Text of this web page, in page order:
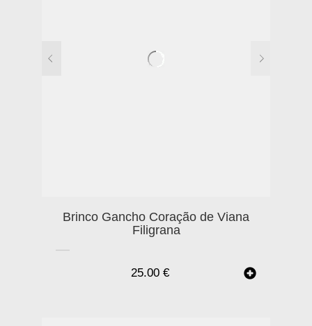
Brinco Gancho Coração de Viana
Filigrana
25.00 €